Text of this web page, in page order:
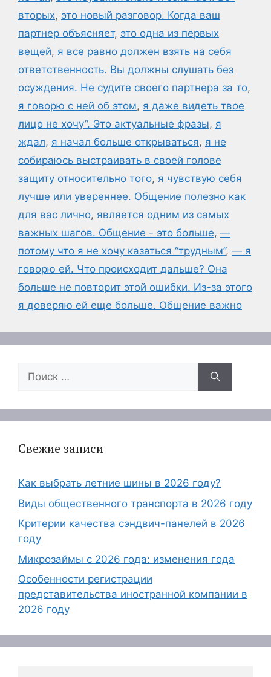
вторых, это новый разговор. Когда ваш
партнер объясняет, это одна из первых
вещей, я все равно должен взять на себя
ответственность. Вы должны слушать без
осуждения. Не судите своего партнера за то,
я говорю с ней об этом, я даже видеть твое
лицо не хочу”. Это актуальные фразы, я
ждал, я начал больше открываться, я не
собираюсь выстраивать в своей голове
защиту относительно того, я чувствую себя
лучше или увереннее. Общение полезно как
для вас лично, является одним из самых
важных шагов. Общение - это больше, —
потому что я не хочу казаться “трудным”, — я
говорю ей. Что происходит дальше? Она
больше не повторит этой ошибки. Из-за этого
я доверяю ей еще больше. Общение важно
Поиск:
Свежие записи
Как выбрать летние шины в 2026 году?
Виды общественного транспорта в 2026 году
Критерии качества сэндвич-панелей в 2026
году
Микрозаймы с 2026 года: изменения года
Особенности регистрации
представительства иностранной компании в
2026 году